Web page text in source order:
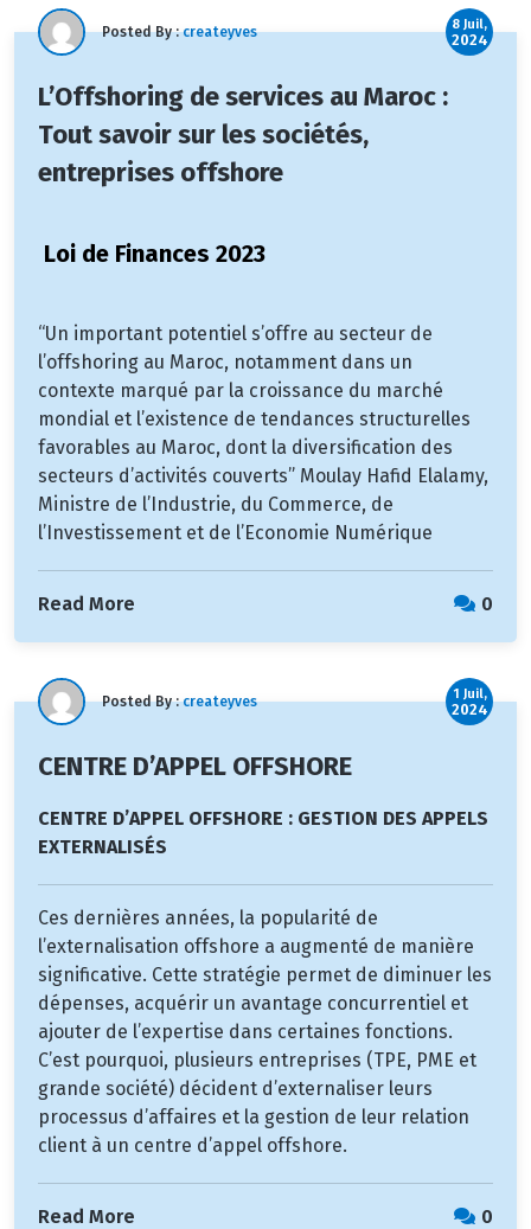
Posted By :createyves 8 Juil,
2024
L’Offshoring de services au Maroc :
Tout savoir sur les sociétés,
entreprises offshore
Loi de Finances 2023
“Un important potentiel s’offre au secteur de
l’offshoring au Maroc, notamment dans un
contexte marqué par la croissance du marché
mondial et l’existence de tendances structurelles
favorables au Maroc, dont la diversification des
secteurs d’activités couverts” Moulay Hafid Elalamy,
Ministre de l’Industrie, du Commerce, de
l’Investissement et de l’Economie Numérique
Read More 0
Posted By :createyves 1 Juil,
2024
CENTRE D’APPEL OFFSHORE
CENTRE D’APPEL OFFSHORE : GESTION DES APPELS
EXTERNALISÉS
Ces dernières années, la popularité de
l’externalisation offshore a augmenté de manière
significative. Cette stratégie permet de diminuer les
dépenses, acquérir un avantage concurrentiel et
ajouter de l’expertise dans certaines fonctions.
C’est pourquoi, plusieurs entreprises (TPE, PME et
grande société) décident d’externaliser leurs
processus d’affaires et la gestion de leur relation
client à un centre d’appel offshore.
Read More 0